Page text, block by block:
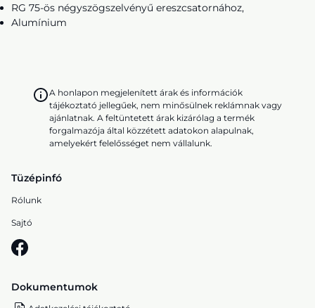
RG 75-ös négyszögszelvényű ereszcsatornához,
Alumínium
A honlapon megjelenített árak és információk
tájékoztató jellegűek, nem minősülnek reklámnak vagy
ajánlatnak. A feltüntetett árak kizárólag a termék
forgalmazója által közzétett adatokon alapulnak,
amelyekért felelősséget nem vállalunk.
Tüzépinfó
Rólunk
Sajtó
Dokumentumok